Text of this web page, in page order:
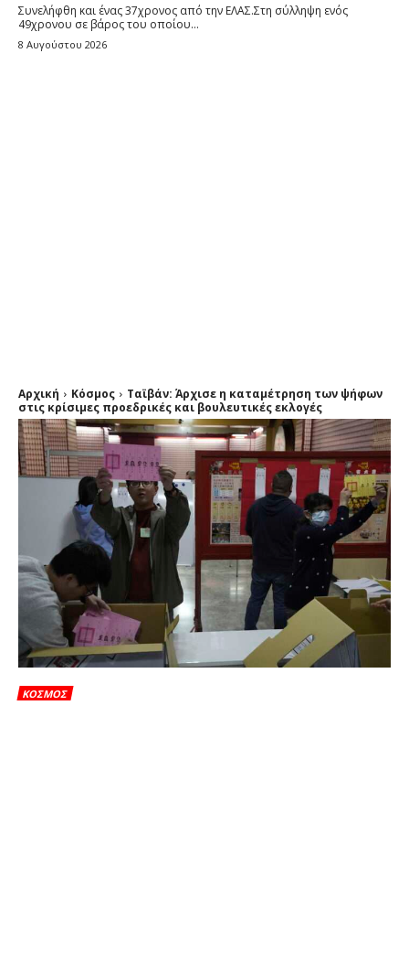
Συνελήφθη και ένας 37χρονος από την ΕΛΑΣ.Στη σύλληψη ενός
49χρονου σε βάρος του οποίου...
8 Αυγούστου 2026